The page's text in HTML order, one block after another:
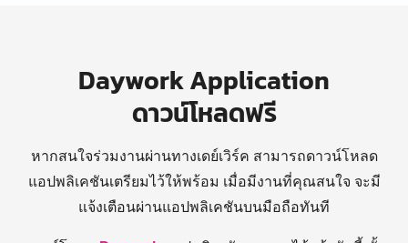
Daywork Application
ดาวน์โหลดฟรี
หากสนใจร่วมงานผ่านทางเดย์เวิร์ค สามารถดาวน์โหลด
แอปพลิเคชันเตรียมไว้ให้พร้อม เมื่อมีงานที่คุณสนใจ จะมี
แจ้งเตือนผ่านแอปพลิเคชันบนมือถือทันที